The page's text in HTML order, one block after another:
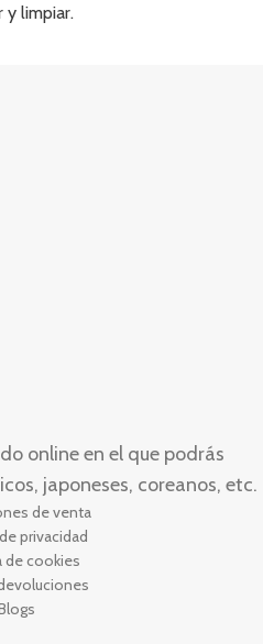
y limpiar.
online en el que podrás
japoneses, coreanos, etc.
de venta
privacidad
de cookies